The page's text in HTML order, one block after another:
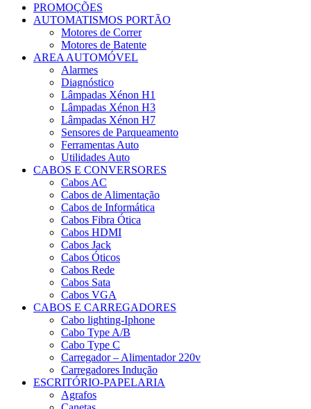
PROMOÇÕES
AUTOMATISMOS PORTÃO
Motores de Correr
Motores de Batente
AREA AUTOMÓVEL
Alarmes
Diagnóstico
Lâmpadas Xénon H1
Lâmpadas Xénon H3
Lâmpadas Xénon H7
Sensores de Parqueamento
Ferramentas Auto
Utilidades Auto
CABOS E CONVERSORES
Cabos AC
Cabos de Alimentação
Cabos de Informática
Cabos Fibra Ótica
Cabos HDMI
Cabos Jack
Cabos Óticos
Cabos Rede
Cabos Sata
Cabos VGA
CABOS E CARREGADORES
Cabo lighting-Iphone
Cabo Type A/B
Cabo Type C
Carregador – Alimentador 220v
Carregadores Indução
ESCRITÓRIO-PAPELARIA
Agrafos